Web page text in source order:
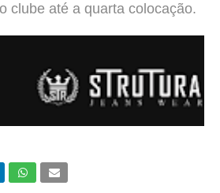
clube até a quarta colocação.